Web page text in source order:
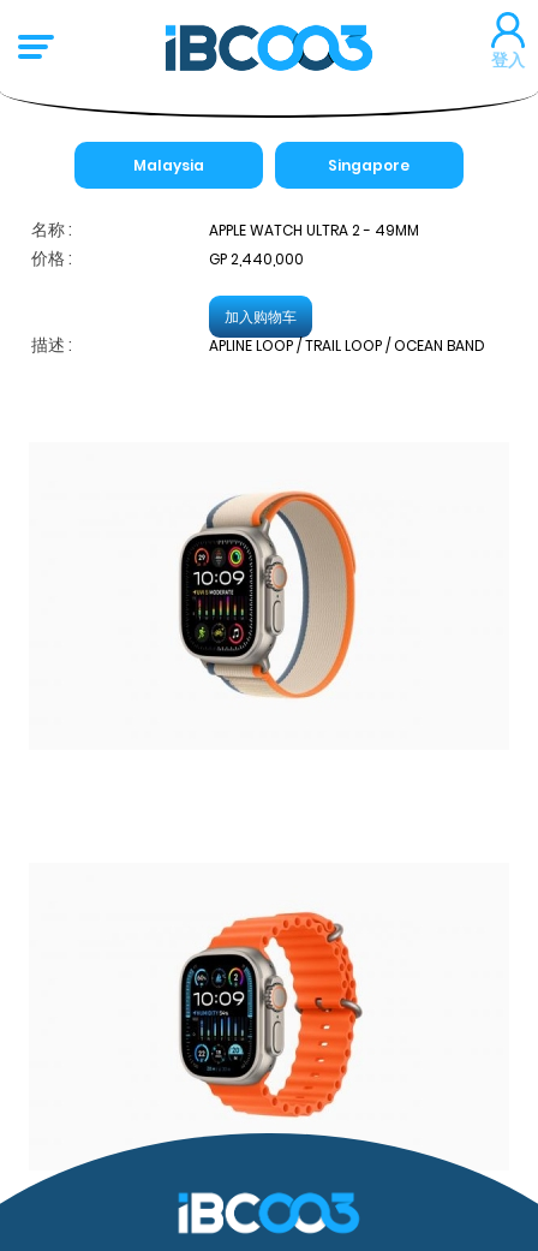
登入
Malaysia Singapore
名称 : APPLE WATCH ULTRA 2 - 49MM
价格 : GP 2,440,000
加入购物车
描述 : APLINE LOOP / TRAIL LOOP / OCEAN BAND